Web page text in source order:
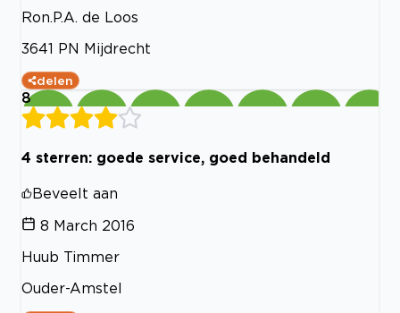
Ron.P.A. de Loos
3641 PN Mijdrecht
delen
8
4 sterren: goede service, goed behandeld
Beveelt aan
8 March 2016
Huub Timmer
Ouder-Amstel